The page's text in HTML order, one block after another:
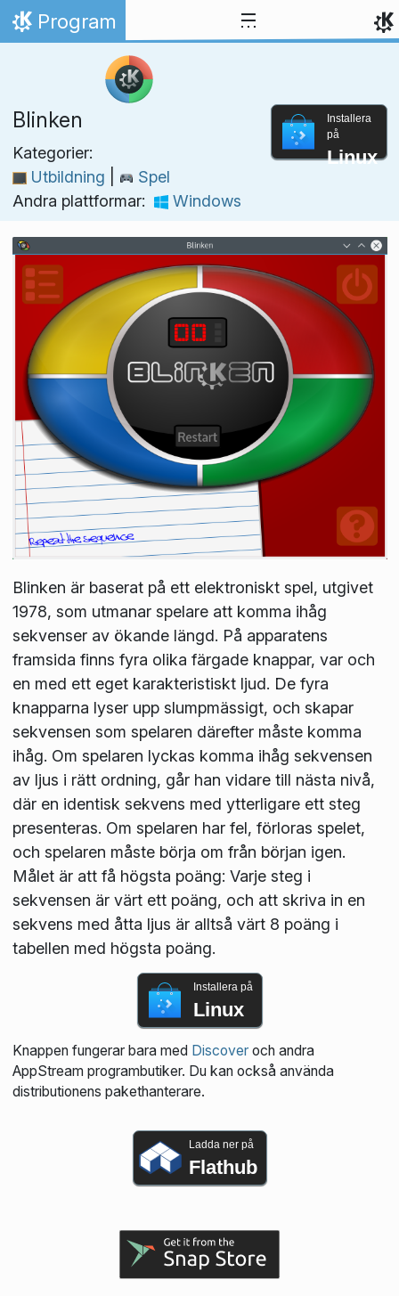
Gå till innehåll
Hem
Program
Blinken
Kategorier:
Utbildning
Spel
Andra plattformar:
Windows
Installera
på
Linux
Blinken är baserat på ett elektroniskt spel, utgivet
1978, som utmanar spelare att komma ihåg
sekvenser av ökande längd. På apparatens
framsida finns fyra olika färgade knappar, var och
en med ett eget karakteristiskt ljud. De fyra
knapparna lyser upp slumpmässigt, och skapar
sekvensen som spelaren därefter måste komma
ihåg. Om spelaren lyckas komma ihåg sekvensen
av ljus i rätt ordning, går han vidare till nästa nivå,
där en identisk sekvens med ytterligare ett steg
presenteras. Om spelaren har fel, förloras spelet,
och spelaren måste börja om från början igen.
Målet är att få högsta poäng: Varje steg i
sekvensen är värt ett poäng, och att skriva in en
sekvens med åtta ljus är alltså värt 8 poäng i
tabellen med högsta poäng.
Installera på
Linux
Knappen fungerar bara med Discoveroch andra
AppStream programbutiker. Du kan också använda
distributionens pakethanterare.
Ladda ner på
Flathub